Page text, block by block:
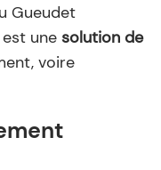
Gueudet
une solution de
voire